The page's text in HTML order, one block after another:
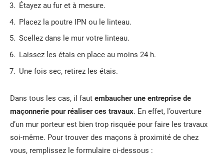
Étayez au fur et à mesure.
Placez la poutre IPN ou le linteau.
Scellez dans le mur votre linteau.
Laissez les étais en place au moins 24 h.
Une fois sec, retirez les étais.
Dans tous les cas, il faut embaucher une entreprise de
maçonnerie pour réaliser ces travaux. En effet, l’ouverture
d’un mur porteur est bien trop risquée pour faire les travaux
soi-même. Pour trouver des maçons à proximité de chez
vous, remplissez le formulaire ci-dessous :